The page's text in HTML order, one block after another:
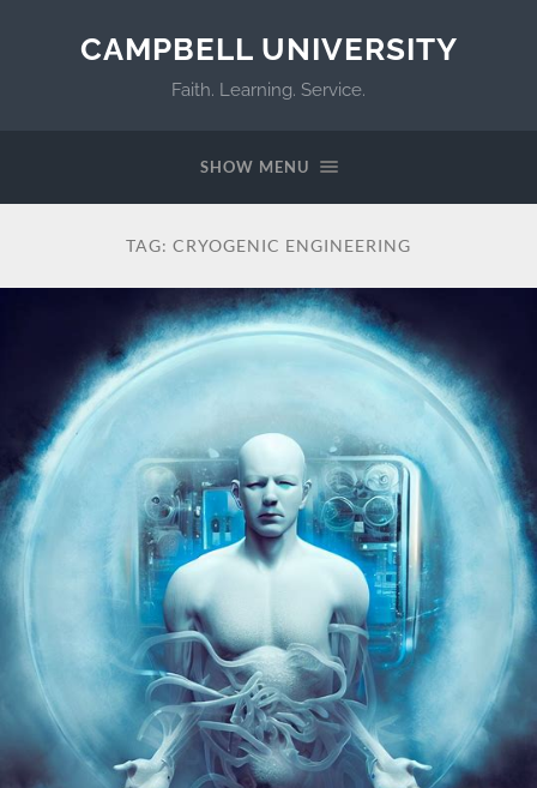
CAMPBELL UNIVERSITY
Faith. Learning. Service.
SHOW MENU
TAG: CRYOGENIC ENGINEERING